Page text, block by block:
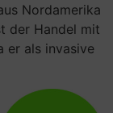
Nordamerika
der Handel mit
er als invasive